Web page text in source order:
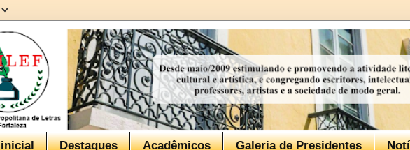
Destaques Acadêmicos Galeria de Presidentes